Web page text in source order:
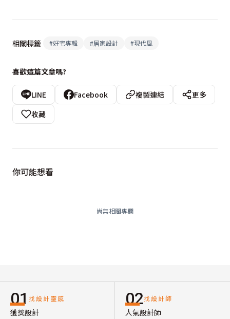
相關標籤 #好宅專輯 #居家設計 #現代風
喜歡這篇文章嗎?
LINE Facebook 複製連結
更多
收藏
你可能想看
尚無相關專欄
01 找設計靈感
獲獎設計
02找設計師
人氣設計師